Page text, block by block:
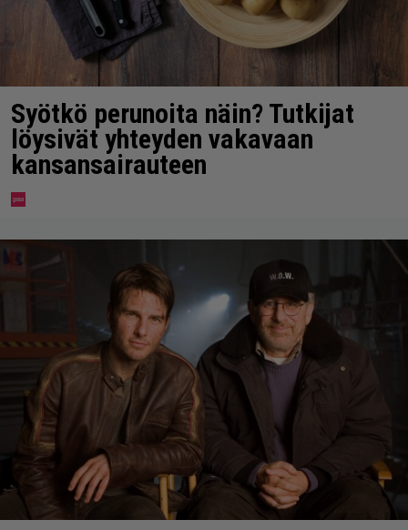
Syötkö perunoita näin? Tutkijat
löysivät yhteyden vakavaan
kansansairauteen